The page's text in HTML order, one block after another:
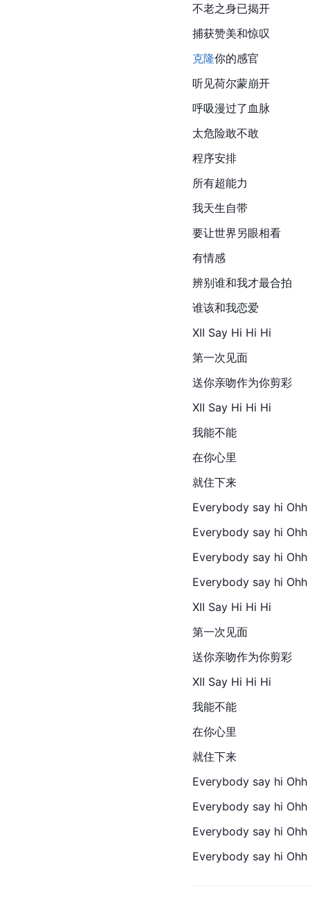
不老之身已揭开
捕获赞美和惊叹
克隆你的感官
听见荷尔蒙崩开
呼吸漫过了血脉
太危险敢不敢
程序安排
所有超能力
我天生自带
要让世界另眼相看
有情感
辨别谁和我才最合拍
谁该和我恋爱
XII Say Hi Hi Hi
第一次见面
送你亲吻作为你剪彩
XII Say Hi Hi Hi
我能不能
在你心里
就住下来
Everybody say hi Ohh
Everybody say hi Ohh
Everybody say hi Ohh
Everybody say hi Ohh
XII Say Hi Hi Hi
第一次见面
送你亲吻作为你剪彩
XII Say Hi Hi Hi
我能不能
在你心里
就住下来
Everybody say hi Ohh
Everybody say hi Ohh
Everybody say hi Ohh
Everybody say hi Ohh